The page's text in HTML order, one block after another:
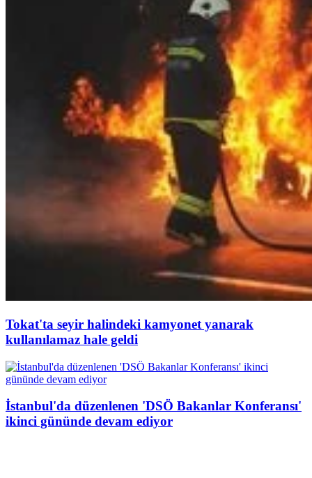
Tokat'ta seyir halindeki kamyonet yanarak
kullanılamaz hale geldi
İstanbul'da düzenlenen 'DSÖ Bakanlar Konferansı'
ikinci gününde devam ediyor